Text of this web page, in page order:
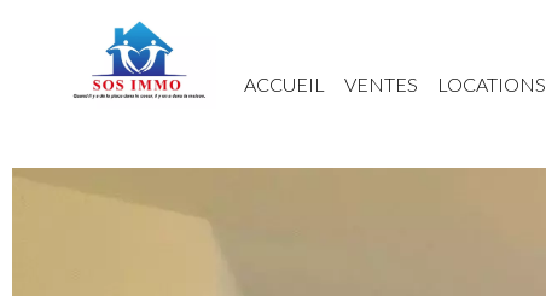
ACCUEIL VENTES LOCATIONS